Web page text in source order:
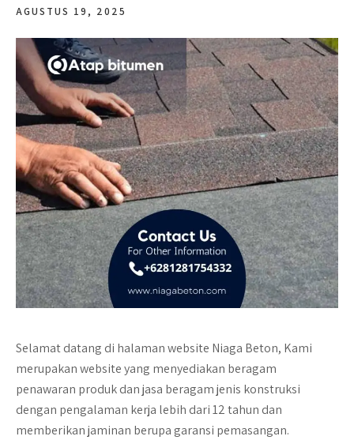
AGUSTUS 19, 2025
Selamat datang di halaman website Niaga Beton, Kami
merupakan website yang menyediakan beragam
penawaran produk dan jasa beragam jenis konstruksi
dengan pengalaman kerja lebih dari 12 tahun dan
memberikan jaminan berupa garansi pemasangan.